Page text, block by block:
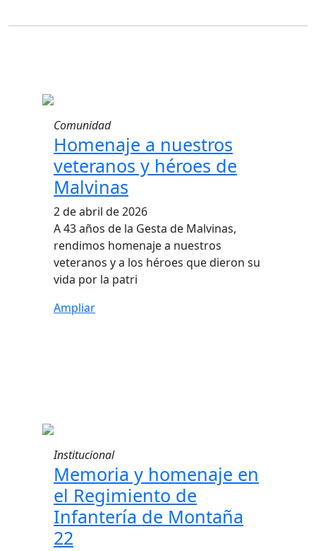
Comunidad
Homenaje a nuestros
veteranos y héroes de
Malvinas
2 de abril de 2026
A 43 años de la Gesta de Malvinas,
rendimos homenaje a nuestros
veteranos y a los héroes que dieron su
vida por la patri
Ampliar
Institucional
Memoria y homenaje en
el Regimiento de
Infantería de Montaña
22